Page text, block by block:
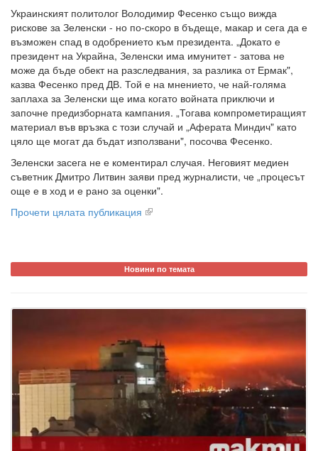
Украинският политолог Володимир Фесенко също вижда
рискове за Зеленски - но по-скоро в бъдеще, макар и сега да е
възможен спад в одобрението към президента. „Докато е
президент на Украйна, Зеленски има имунитет - затова не
може да бъде обект на разследвания, за разлика от Ермак",
казва Фесенко пред ДВ. Той е на мнението, че най-голяма
заплаха за Зеленски ще има когато войната приключи и
започне предизборната кампания. „Тогава компрометиращият
материал във връзка с този случай и „Аферата Миндич" като
цяло ще могат да бъдат използвани", посочва Фесенко.
Зеленски засега не е коментирал случая. Неговият медиен
съветник Дмитро Литвин заяви пред журналисти, че „процесът
още е в ход и е рано за оценки".
Прочети цялата публикация
Новини по темата